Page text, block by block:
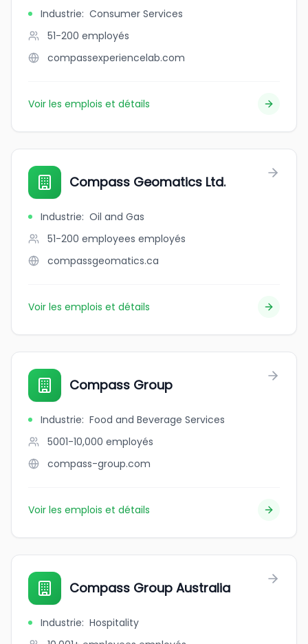
Industrie: Consumer Services
51-200 employés
compassexperiencelab.com
Voir les emplois et détails
Compass Geomatics Ltd.
Industrie: Oil and Gas
51-200 employees employés
compassgeomatics.ca
Voir les emplois et détails
Compass Group
Industrie: Food and Beverage Services
5001-10,000 employés
compass-group.com
Voir les emplois et détails
Compass Group Australia
Industrie: Hospitality